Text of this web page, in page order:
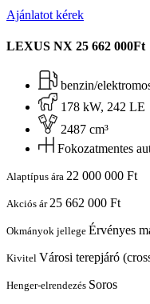
Ajánlatot kérek
LEXUS NX 25 662 000Ft
benzin/
178 kW, 242 LE
2487 cm³
Fokozatmentes
Alaptípus ára 22 000 000 Ft
Akciós ár 25 662 000 Ft
Okmányok jellege Érvényes
Kivitel Városi terepjáró
Henger-elrendezés Soros